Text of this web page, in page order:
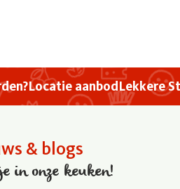
Locatie aanbodLekkere
& blogs
in onze keuken!